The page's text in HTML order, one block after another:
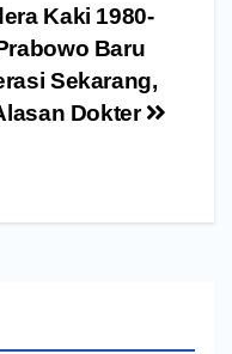
Kaki 1980-
Baru
Sekarang,
Dokter